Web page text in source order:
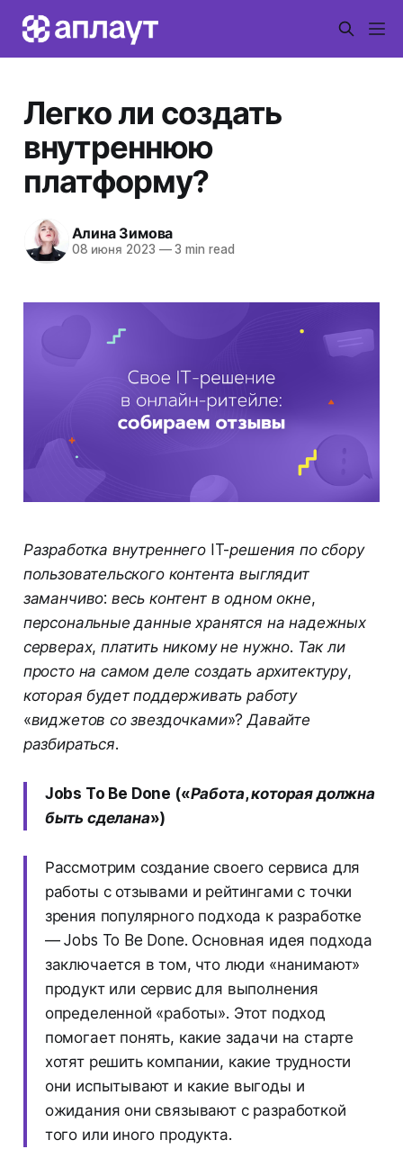
Легко ли создать
внутреннюю
платформу?
Алина Зимова
08 июня 2023 —3 min read
Разработка внутреннего IT-решения по сбору
пользовательского контента выглядит
заманчиво: весь контент в одном окне,
персональные данные хранятся на надежных
серверах, платить никому не нужно. Так ли
просто на самом деле создать архитектуру,
которая будет поддерживать работу
«виджетов со звездочками»? Давайте
разбираться.
Jobs To Be Done («Работа, которая должна
быть сделана»)
Рассмотрим создание своего сервиса для
работы с отзывами и рейтингами с точки
зрения популярного подхода к разработке
— Jobs To Be Done. Основная идея подхода
заключается в том, что люди «нанимают»
продукт или сервис для выполнения
определенной «работы». Этот подход
помогает понять, какие задачи на старте
хотят решить компании, какие трудности
они испытывают и какие выгоды и
ожидания они связывают с разработкой
того или иного продукта.